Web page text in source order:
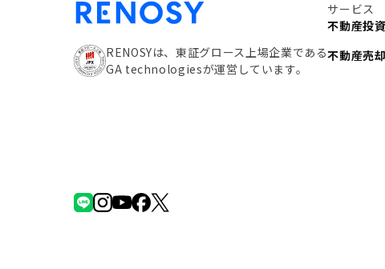
RENOSYは、東証グロース上場企業である
GA technologiesが運営しています。
サービス
不動産投資
不動産売却